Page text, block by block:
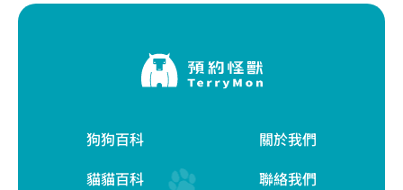
狗狗百科
貓貓百科
關於我們
聯絡我們